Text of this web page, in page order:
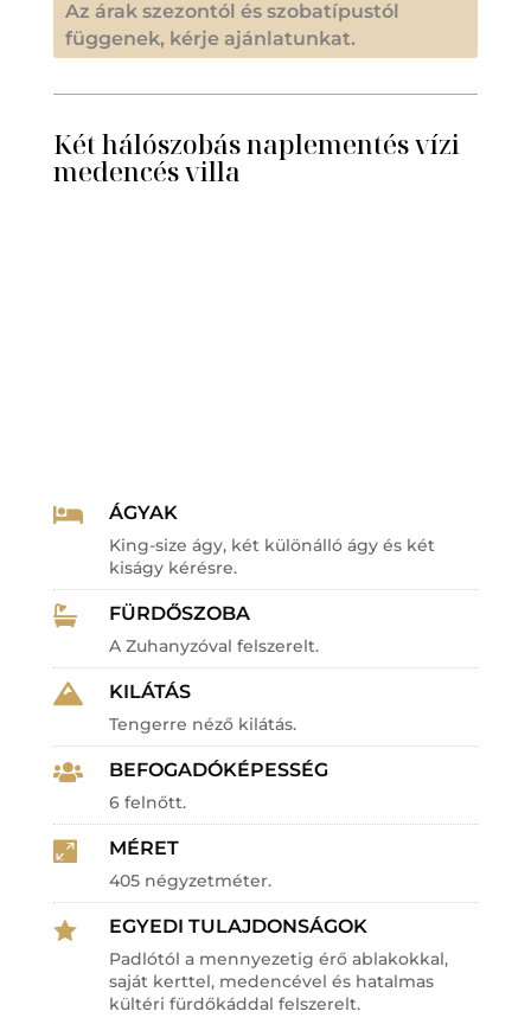
Az árak szezontól és szobatípustól
függenek, kérje ajánlatunkat.
Két hálószobás naplementés vízi
medencés villa
 ÁGYAK
King-size ágy, két különálló ágy és két
kiságy kérésre.
 FÜRDŐSZOBA
A Zuhanyzóval felszerelt.
 KILÁTÁS
Tengerre néző kilátás.
 BEFOGADÓKÉPESSÉG
6 felnőtt.
 MÉRET
405 négyzetméter.
 EGYEDI TULAJDONSÁGOK
Padlótól a mennyezetig érő ablakokkal,
saját kerttel, medencével és hatalmas
kültéri fürdőkáddal felszerelt.